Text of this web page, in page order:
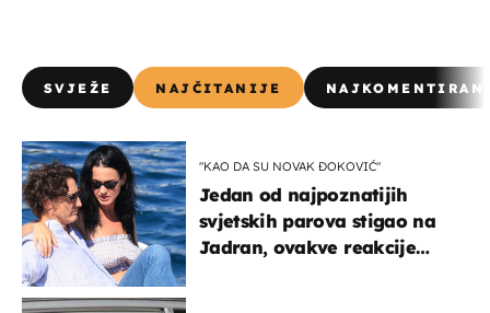
SVJEŽE NAJČITANIJE
"KAO DA SU NOVAK ĐOKOVIĆ"
Jedan od najpoznatijih
svjetskih parova stigao na
Jadran, ovakve reakcije